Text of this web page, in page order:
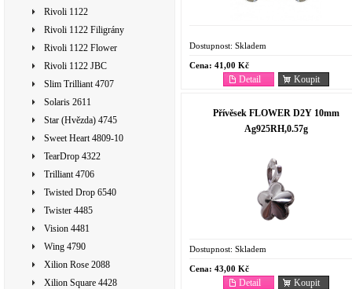
Rivoli 1122
Rivoli 1122 Filigrány
Rivoli 1122 Flower
Rivoli 1122 JBC
Slim Trilliant 4707
Solaris 2611
Star (Hvězda) 4745
Sweet Heart 4809-10
TearDrop 4322
Trilliant 4706
Twisted Drop 6540
Twister 4485
Vision 4481
Wing 4790
Xilion Rose 2088
Xilion Square 4428
Dostupnost: Skladem
Cena: 41,00 Kč
Koupit
Detail
Přívěsek FLOWER D2Y 10mm
Ag925RH,0.57g
Dostupnost: Skladem
Cena: 43,00 Kč
Koupit
Detail